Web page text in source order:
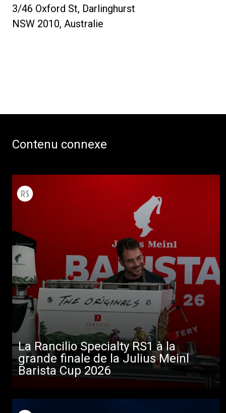
3/46 Oxford St, Darlinghurst
NSW 2010, Australie
Contenu connexe
La Rancilio Specialty RS1 à la
grande finale de la Julius Meinl
Barista Cup 2026